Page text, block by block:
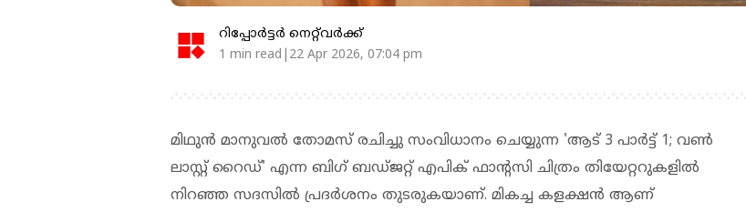
റിപ്പോർട്ടർ നെറ്റ്‌വര്‍ക്ക്‌
1 min read|22 Apr 2026, 07:04 pm
മിഥുൻ മാനുവൽ തോമസ് രചിച്ചു സംവിധാനം ചെയ്യുന്ന 'ആട് 3 പാർട്ട് 1; വൺ
ലാസ്റ്റ് റൈഡ്' എന്ന ബിഗ് ബഡ്ജറ്റ് എപിക് ഫാൻ്റസി ചിത്രം തിയേറ്ററുകളിൽ
നിറഞ്ഞ സദസിൽ പ്രദർശനം തുടരുകയാണ്. മികച്ച കളക്ഷൻ ആണ്